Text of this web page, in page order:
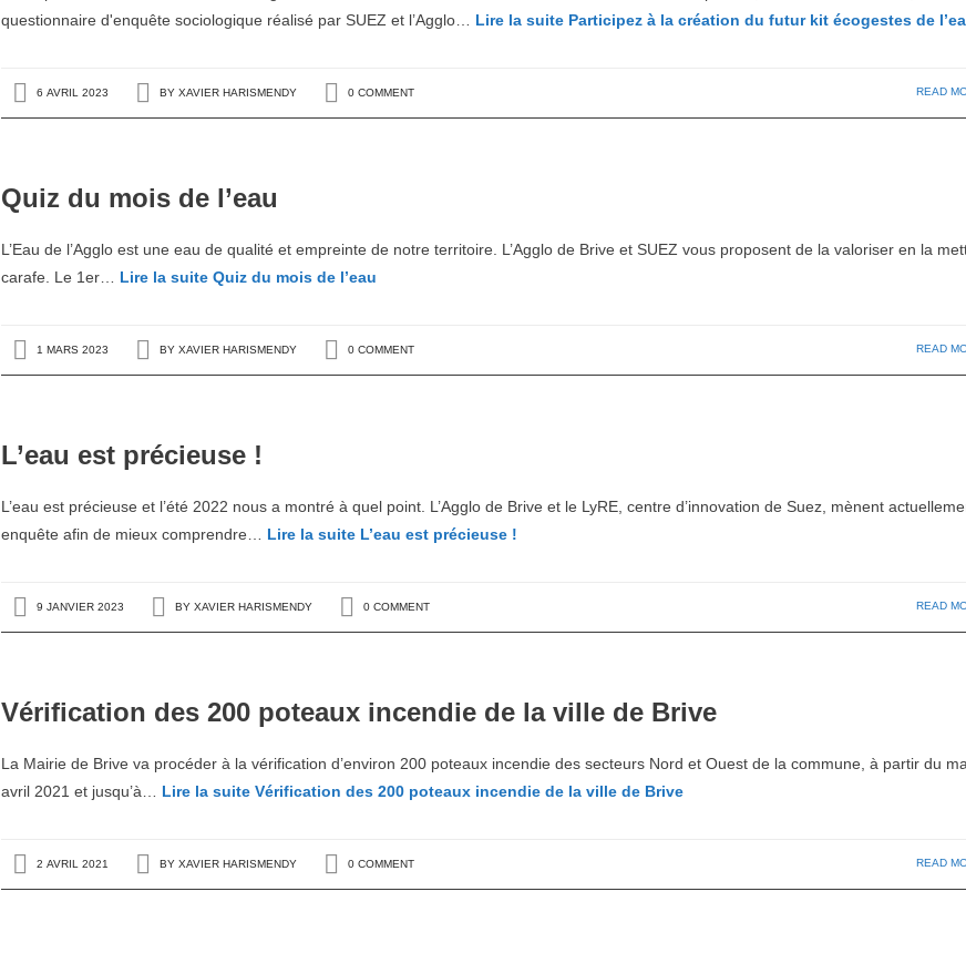
questionnaire d'enquête sociologique réalisé par SUEZ et l’Agglo… Lire la suiteParticipez à la création du futur kit écogestes de
6 AVRIL 2023 BY XAVIER HARISMENDY 0 COMMENT READ
Quiz du mois de l’eau
L’Eau de l’Agglo est une eau de qualité et empreinte de notre territoire. L’Agglo de Brive et SUEZ vous proposent de la valoriser en la
carafe. Le 1er… Lire la suiteQuiz du mois de l’eau
1 MARS 2023 BY XAVIER HARISMENDY 0 COMMENT READ
L’eau est précieuse !
L’eau est précieuse et l’été 2022 nous a montré à quel point. L’Agglo de Brive et le LyRE, centre d’innovation de Suez, mènent
enquête afin de mieux comprendre… Lire la suiteL’eau est précieuse !
9 JANVIER 2023 BY XAVIER HARISMENDY 0 COMMENT READ
Vérification des 200 poteaux incendie de la ville de Brive
La Mairie de Brive va procéder à la vérification d’environ 200 poteaux incendie des secteurs Nord et Ouest de la commune, à partir du
avril 2021 et jusqu’à… Lire la suiteVérification des 200 poteaux incendie de la ville de Brive
2 AVRIL 2021 BY XAVIER HARISMENDY 0 COMMENT READ